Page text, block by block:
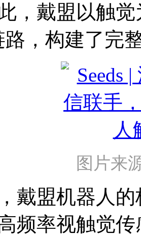
，戴盟以触
路，构建了完
图片来
戴盟机器人
频率视触觉